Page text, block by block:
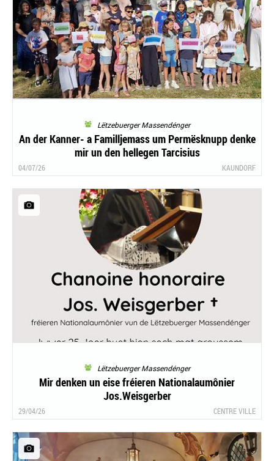
Lëtzebuerger Massendénger
An der Kanner- a Familljemass um Permësknupp denke
mir un den hellegen Tarcisius
04/07/26 KAUNDORF
Lëtzebuerger Massendénger
Mir denken un eise fréieren Nationalaumônier
Jos.Weisgerber
29/04/26 CENTRE VILLE